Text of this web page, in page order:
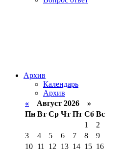
Архив
Календарь
Архив
« Август 2026 »
Пн Вт Ср Чт Пт Сб Вс
1
2
3
4 5 6 7 8
9
10 11 12 13 14 15 16